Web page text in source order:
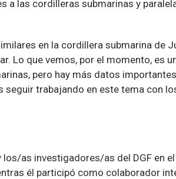
a las cordilleras submarinas y
en la cordillera submarina de
Lo que vemos, por el momento, es
pero hay más datos
seguir trabajando en este tema con
as investigadores/as del DGF en
él participó como colaborador